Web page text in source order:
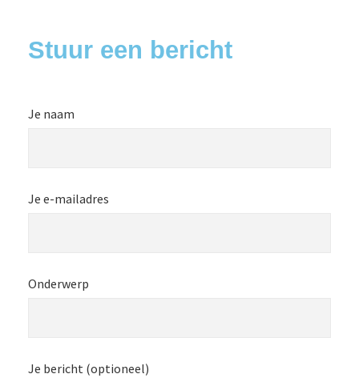
Stuur een bericht
Je naam
Je e-mailadres
Onderwerp
Je bericht (optioneel)